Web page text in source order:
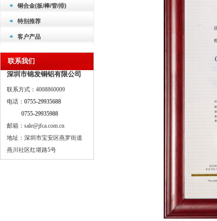
铜合金(板/棒/管/排)
特别推荐
客户产品
联系我们
深圳市锦发铜铝有限公司
联系方式：4008860009
电话： 0755-29935688
0755-29935988
邮箱：sale@jfca.com.cn
地址：深圳市宝安区燕罗街道
燕川社区红堪路5号